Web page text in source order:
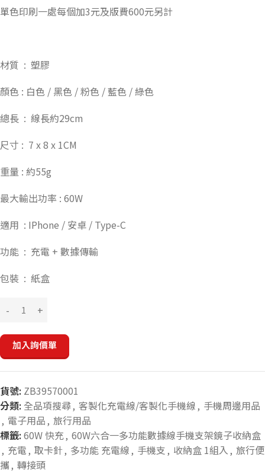
單色印刷一處每個加3元及版費600元另計
材質 : 塑膠
顏色 : 白色 / 黑色 / 粉色 / 藍色 / 綠色
總長 : 線長約29cm
尺寸 : 7 x 8 x 1CM
重量 : 約55g
最大輸出功率 : 60W
適用 : IPhone / 安卓 / Type-C
功能 : 充電 + 數據傳輸
包裝 : 紙盒
加入詢價單
貨號: ZB39570001
分類: 全品項搜尋, 客製化充電線/客製化手機線 , 手機周邊用品
, 電子用品 , 旅行用品
標籤: 60W 快充, 60W六合一多功能數據線手機支架鏡子收納盒
, 充電 , 取卡針, 多功能 充電線 , 手機支 , 收納盒 1組入 , 旅行便
攜 , 轉接頭